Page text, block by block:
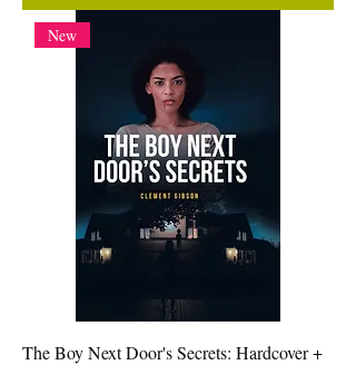
New
The Boy Next Door's Secrets: Hardcover +